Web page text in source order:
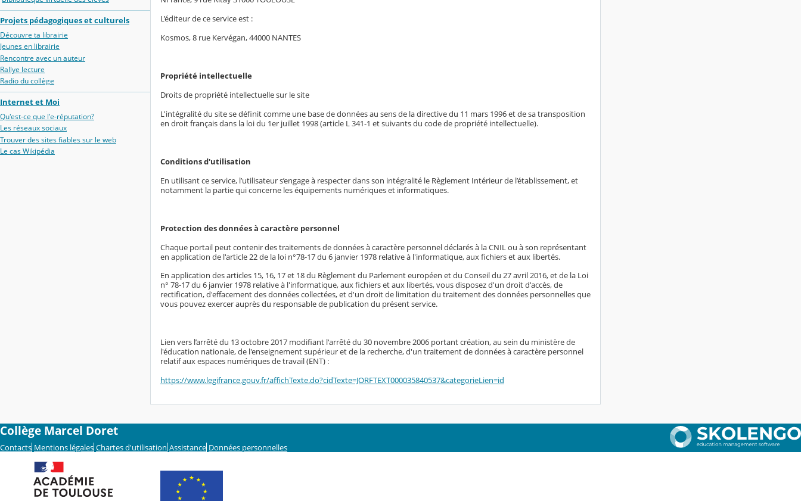
Projets pédagogiques et culturels
Découvre ta librairie
Jeunes en librairie
Rencontre avec un auteur
Rallye lecture
Radio du collège
Internet et Moi
Qu'est-ce que l'e-réputation?
Les réseaux sociaux
Trouver des sites fiables sur le web
Le cas Wikipédia
L’éditeur de ce service est :
Kosmos, 8 rue Kervégan, 44000 NANTES
Propriété intellectuelle
Droits de propriété intellectuelle sur le site
L'intégralité du site se définit comme une base de données au sens de la directive du 11 mars 1996 et de sa transposition
en droit français dans la loi du 1er juillet 1998 (article L 341-1 et suivants du code de propriété intellectuelle).
Conditions d'utilisation
En utilisant ce service, l’utilisateur s’engage à respecter dans son intégralité le Règlement Intérieur de l’établissement, et
notamment la partie qui concerne les équipements numériques et informatiques.
Protection des données à caractère personnel
Chaque portail peut contenir des traitements de données à caractère personnel déclarés à la CNIL ou à son représentant
en application de l'article 22 de la loi n°78-17 du 6 janvier 1978 relative à l'informatique, aux fichiers et aux libertés.
En application des articles 15, 16, 17 et 18 du Règlement du Parlement européen et du Conseil du 27 avril 2016, et de la Loi
n° 78-17 du 6 janvier 1978 relative à l'informatique, aux fichiers et aux libertés, vous disposez d'un droit d'accès, de
rectification, d'effacement des données collectées, et d'un droit de limitation du traitement des données personnelles que
vous pouvez exercer auprès du responsable de publication du présent service.
Lien vers l’arrêté du 13 octobre 2017 modifiant l'arrêté du 30 novembre 2006 portant création, au sein du ministère de
l'éducation nationale, de l'enseignement supérieur et de la recherche, d'un traitement de données à caractère personnel
relatif aux espaces numériques de travail (ENT) :
https://www.legifrance.gouv.fr/affichTexte.do?cidTexte=JORFTEXT000035840537&categorieLien=id
Collège Marcel Doret
Contacts Mentions légales Chartes d'utilisation Assistance Données personnelles